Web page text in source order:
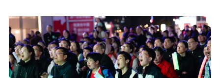
电影
服务
理论宣讲
共建共享平台
政工继续教育学
习平台
责任编辑注册
业务申报系统